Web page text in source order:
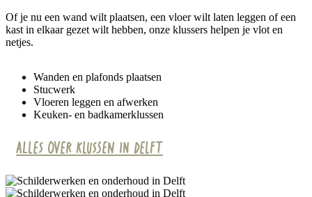
Of je nu een wand wilt plaatsen, een vloer wilt laten leggen of een
kast in elkaar gezet wilt hebben, onze klussers helpen je vlot en
netjes.
Wanden en plafonds plaatsen
Stucwerk
Vloeren leggen en afwerken
Keuken- en badkamerklussen
Alles over klussen in Delft